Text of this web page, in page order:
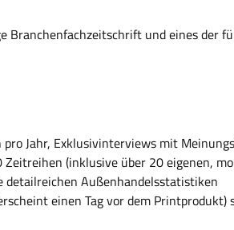
Branchenfachzeitschrift und eines
Jahr, Exklusivinterviews mit
(inklusive über 20 eigenen,
detailreichen Außenhandelsstatistiken
einen Tag vor dem